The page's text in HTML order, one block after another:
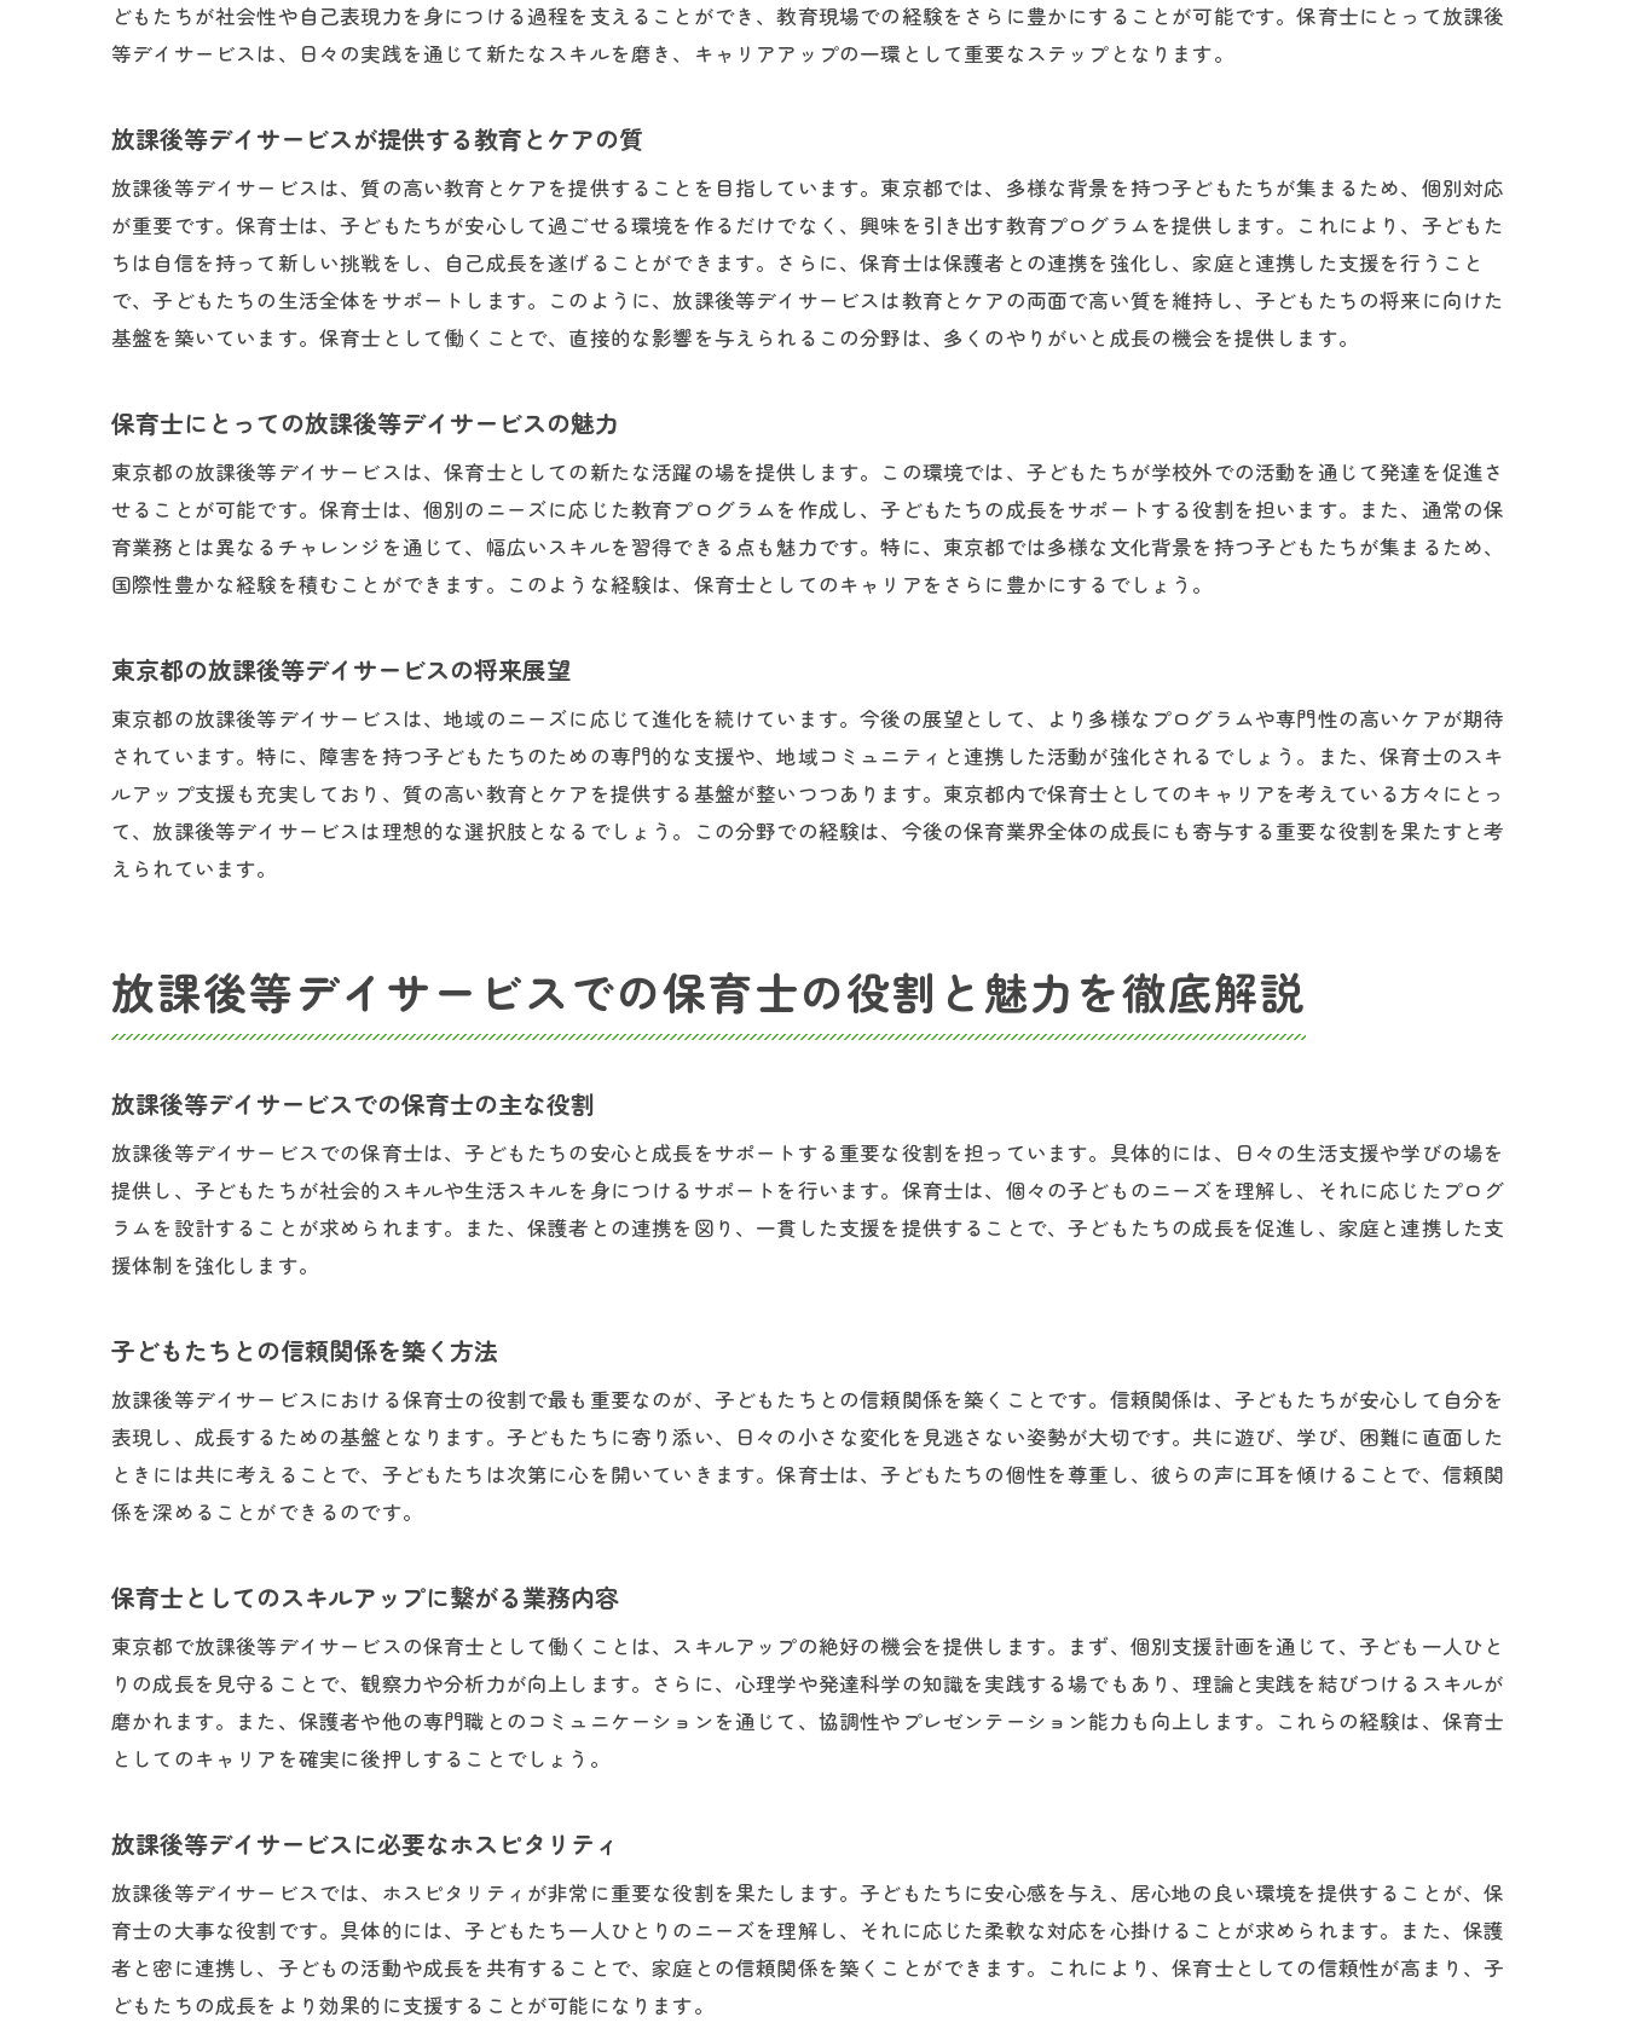
放課後等デイサービスで活かせるコミュニケーション能力
子どもたちへの観察力と適応力
緊急時の対応力とストレス管理
専門知識の持続的な学びと更新
多様な背景を持つ子どもたちへの理解と対応
キャリアアップを目指す保育士必見放課後等デイサービスの未来
放課後等デイサービスでのキャリアパスとは
保育士としてのキャリアアップの機会
専門職としての地位向上の可能性
放課後等デイサービスの未来展望
放課後等デイサービスで得られる保育士としての成長機会
多様な経験を通じたスキルの向上
個々の子どもに応じた柔軟な対応力の習得
新しい教育アプローチを学ぶ機会
同僚や専門家からのフィードバックを活かす方法
日々の業務を通じた自己成長の実感
東京都内で求められる保育士の特徴
自身の強みを活かす求人の探し方
放課後等デイサービスで実現する働き方
どもたちが社会性や自己表現力を身につける過程を支えることができ、教育現場での経験をさらに豊かにすることが可能です。保育士にとって放課後
等デイサービスは、日々の実践を通じて新たなスキルを磨き、キャリアアップの一環として重要なステップとなります。
放課後等デイサービスが提供する教育とケアの質
放課後等デイサービスは、質の高い教育とケアを提供することを目指しています。東京都では、多様な背景を持つ子どもたちが集まるため、個別対応
が重要です。保育士は、子どもたちが安心して過ごせる環境を作るだけでなく、興味を引き出す教育プログラムを提供します。これにより、子どもた
ちは自信を持って新しい挑戦をし、自己成長を遂げることができます。さらに、保育士は保護者との連携を強化し、家庭と連携した支援を行うこと
で、子どもたちの生活全体をサポートします。このように、放課後等デイサービスは教育とケアの両面で高い質を維持し、子どもたちの将来に向けた
基盤を築いています。保育士として働くことで、直接的な影響を与えられるこの分野は、多くのやりがいと成長の機会を提供します。
保育士にとっての放課後等デイサービスの魅力
東京都の放課後等デイサービスは、保育士としての新たな活躍の場を提供します。この環境では、子どもたちが学校外での活動を通じて発達を促進さ
せることが可能です。保育士は、個別のニーズに応じた教育プログラムを作成し、子どもたちの成長をサポートする役割を担います。また、通常の保
育業務とは異なるチャレンジを通じて、幅広いスキルを習得できる点も魅力です。特に、東京都では多様な文化背景を持つ子どもたちが集まるため、
国際性豊かな経験を積むことができます。このような経験は、保育士としてのキャリアをさらに豊かにするでしょう。
東京都の放課後等デイサービスの将来展望
東京都の放課後等デイサービスは、地域のニーズに応じて進化を続けています。今後の展望として、より多様なプログラムや専門性の高いケアが期待
されています。特に、障害を持つ子どもたちのための専門的な支援や、地域コミュニティと連携した活動が強化されるでしょう。また、保育士のスキ
ルアップ支援も充実しており、質の高い教育とケアを提供する基盤が整いつつあります。東京都内で保育士としてのキャリアを考えている方々にとっ
て、放課後等デイサービスは理想的な選択肢となるでしょう。この分野での経験は、今後の保育業界全体の成長にも寄与する重要な役割を果たすと考
えられています。
放課後等デイサービスでの保育士の役割と魅力を徹底解説
放課後等デイサービスでの保育士の主な役割
放課後等デイサービスでの保育士は、子どもたちの安心と成長をサポートする重要な役割を担っています。具体的には、日々の生活支援や学びの場を
提供し、子どもたちが社会的スキルや生活スキルを身につけるサポートを行います。保育士は、個々の子どものニーズを理解し、それに応じたプログ
ラムを設計することが求められます。また、保護者との連携を図り、一貫した支援を提供することで、子どもたちの成長を促進し、家庭と連携した支
援体制を強化します。
子どもたちとの信頼関係を築く方法
放課後等デイサービスにおける保育士の役割で最も重要なのが、子どもたちとの信頼関係を築くことです。信頼関係は、子どもたちが安心して自分を
表現し、成長するための基盤となります。子どもたちに寄り添い、日々の小さな変化を見逃さない姿勢が大切です。共に遊び、学び、困難に直面した
ときには共に考えることで、子どもたちは次第に心を開いていきます。保育士は、子どもたちの個性を尊重し、彼らの声に耳を傾けることで、信頼関
係を深めることができるのです。
保育士としてのスキルアップに繋がる業務内容
東京都で放課後等デイサービスの保育士として働くことは、スキルアップの絶好の機会を提供します。まず、個別支援計画を通じて、子ども一人ひと
りの成長を見守ることで、観察力や分析力が向上します。さらに、心理学や発達科学の知識を実践する場でもあり、理論と実践を結びつけるスキルが
磨かれます。また、保護者や他の専門職とのコミュニケーションを通じて、協調性やプレゼンテーション能力も向上します。これらの経験は、保育士
としてのキャリアを確実に後押しすることでしょう。
放課後等デイサービスに必要なホスピタリティ
放課後等デイサービスでは、ホスピタリティが非常に重要な役割を果たします。子どもたちに安心感を与え、居心地の良い環境を提供することが、保
育士の大事な役割です。具体的には、子どもたち一人ひとりのニーズを理解し、それに応じた柔軟な対応を心掛けることが求められます。また、保護
者と密に連携し、子どもの活動や成長を共有することで、家庭との信頼関係を築くことができます。これにより、保育士としての信頼性が高まり、子
どもたちの成長をより効果的に支援することが可能になります。